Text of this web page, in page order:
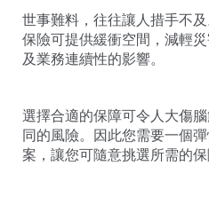
世事難料，往往讓人措手不
保險可提供緩衝空間，減輕
及業務連續性的影響。
選擇合適的保障可令人大傷
同的風險。因此您需要一個
案，讓您可隨意挑選所需的保